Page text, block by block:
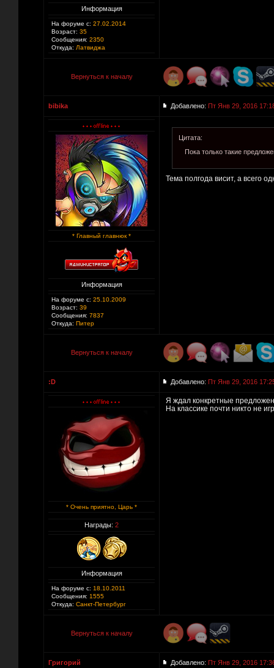
Информация
На форуме с: 27.02.2014
Возраст: 35
Сообщения: 2350
Откуда: Латвиджа
Вернуться к началу
bibika Добавлено: Пт Янв 29, 2016
* Главный главнюк *
Информация
На форуме с: 25.10.2009
Возраст: 39
Сообщения: 7837
Откуда: Питер
Цитата:
Пока только такие
Тема полгода висит, а всего
Вернуться к началу
:D Добавлено: Пт Янв 29, 2016
* Очень приятно, Царь *
Награды: 2
Информация
На форуме с: 18.10.2011
Сообщения: 1555
Откуда: Санкт-Петербург
Я ждал конкретные
На классике почти никто не
Вернуться к началу
Григорий Добавлено: Пт Янв 29, 2016